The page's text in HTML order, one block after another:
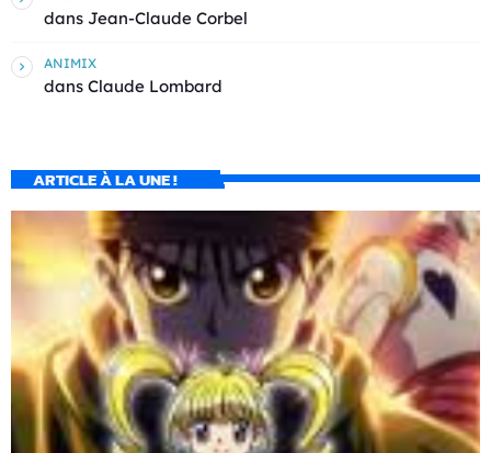
dans Jean-Claude Corbel
ANIMIX
dans Claude Lombard
ARTICLE À LA UNE !